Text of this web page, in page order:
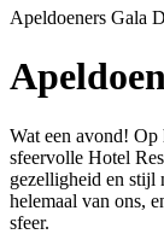
Apeldoeners Gala
Wat een avond! Op
sfeervolle Hotel
gezelligheid en stijl
helemaal van ons,
sfeer.